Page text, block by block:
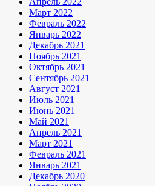
Март 2022
Февраль 2022
Январь 2022
Декабрь 2021
Ноябрь 2021
Октябрь 2021
Сентябрь 2021
Август 2021
Июль 2021
Июнь 2021
Май 2021
Апрель 2021
Март 2021
Февраль 2021
Январь 2021
Декабрь 2020